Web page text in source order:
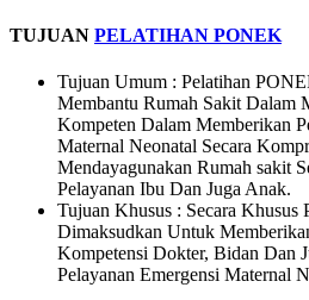
TUJUAN PELATIHAN PONEK
Tujuan Umum : Pelatihan
Membantu Rumah Sakit Dalam
Kompeten Dalam Memberikan
Maternal Neonatal Secara
Mendayagunakan Rumah sakit
Pelayanan Ibu Dan Juga Anak.
Tujuan Khusus : Secara
Dimaksudkan Untuk
Kompetensi Dokter, Bidan Dan
Pelayanan Emergensi Maternal